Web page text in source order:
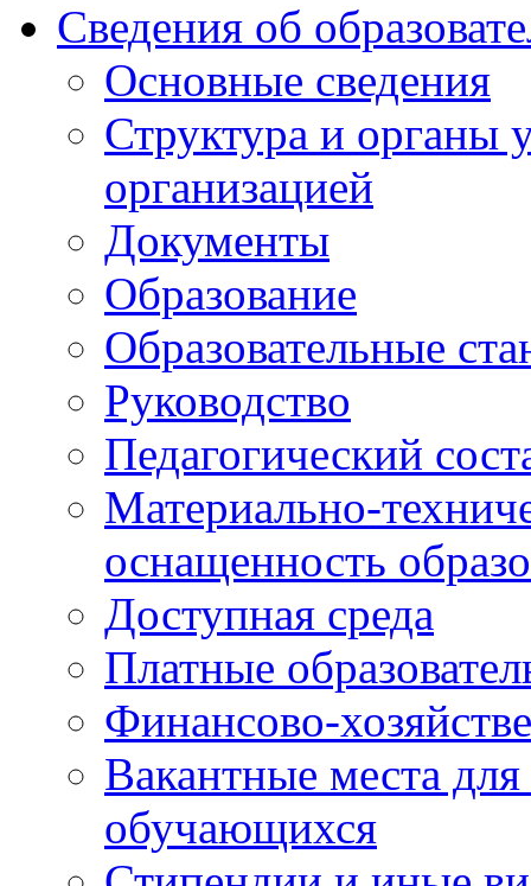
Сведения об
Основные сведения
Структура и органы
организацией
Документы
Образование
Образовательные
Руководство
Педагогический
Материально-
оснащенность
Доступная среда
Платные
Финансово-
Вакантные места
обучающихся